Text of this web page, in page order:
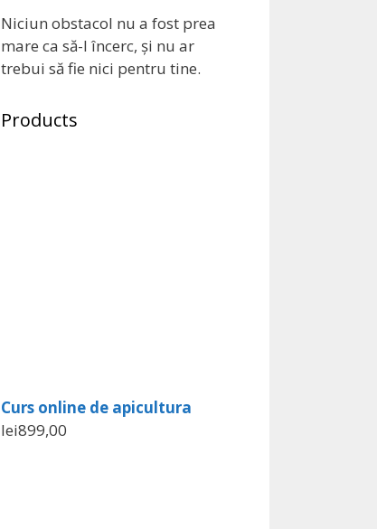
Niciun obstacol nu a fost prea
mare ca să-l încerc, și nu ar
trebui să fie nici pentru tine.
Products
Curs online de apicultura
lei899,00